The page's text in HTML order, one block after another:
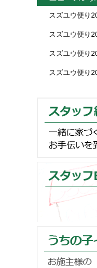
スズユウ便り
スズユウ便り
スズユウ便り
スズユウ便り